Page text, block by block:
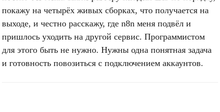
покажу на четырёх живых сборках, что получается на
выходе, и честно расскажу, где n8n меня подвёл и
пришлось уходить на другой сервис. Программистом
для этого быть не нужно. Нужны одна понятная задача
и готовность повозиться с подключением аккаунтов.